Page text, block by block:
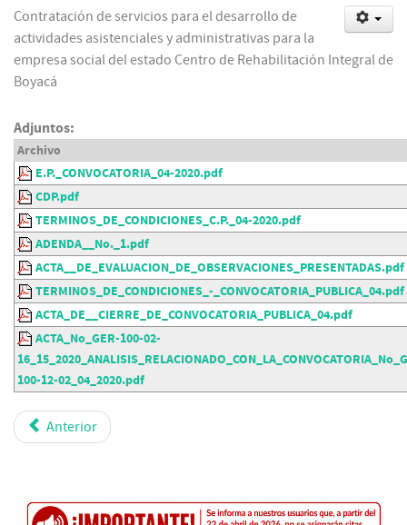
Contratación de servicios para el desarrollo de
actividades asistenciales y administrativas para la
empresa social del estado Centro de Rehabilitación Integral de
Boyacá
Adjuntos:
Archivo
E.P._CONVOCATORIA_04-2020.pdf
CDP.pdf
TERMINOS_DE_CONDICIONES_C.P._04-2020.pdf
ADENDA__No._1.pdf
ACTA__DE_EVALUACION_DE_OBSERVACIONES_PRESENTADAS.pdf
TERMINOS_DE_CONDICIONES_-_CONVOCATORIA_PUBLICA_04.pdf
ACTA_DE__CIERRE_DE_CONVOCATORIA_PUBLICA_04.pdf
ACTA_No_GER-100-02-
100-12-02_04_2020.pdf
Anterior